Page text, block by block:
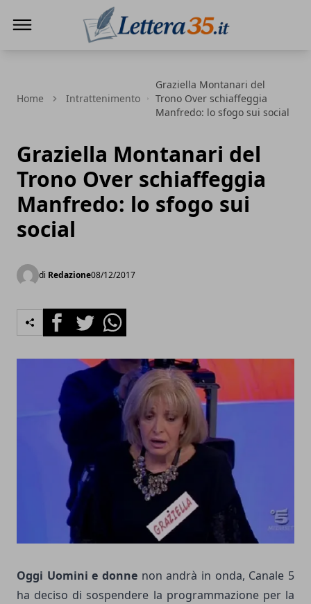
Home Intrattenimento
Graziella Montanari del
Trono Over schiaffeggia
Manfredo: lo sfogo sui social
Graziella Montanari del
Trono Over schiaffeggia
Manfredo: lo sfogo sui
social
di Redazione08/12/2017
FacebookTwitterWhatsapp
Oggi Uomini e donne non andrà in onda, Canale 5
ha deciso di sospendere la programmazione per la